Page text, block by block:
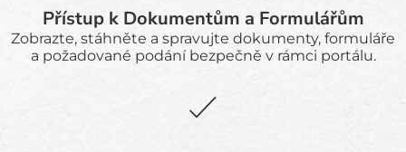
Přístup k Dokumentům a Formulářům
Zobrazte, stáhněte a spravujte dokumenty, formuláře
a požadované podání bezpečně v rámci portálu.